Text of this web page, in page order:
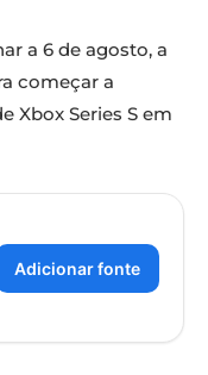
a 6 de agosto, a
começar a
Xbox Series S em
Adicionar fonte